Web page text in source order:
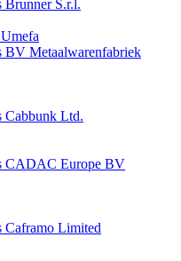
Brunner S.r.l.
BV Metaalwarenfabriek
Cabbunk Ltd.
CADAC Europe BV
Caframo Limited